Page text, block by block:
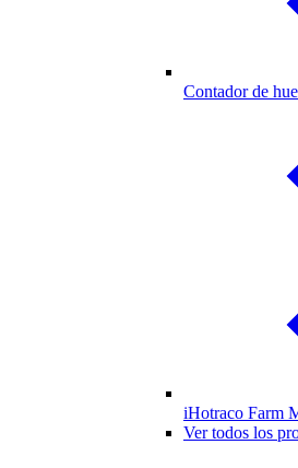
Contador de
iHotraco Farm
Ver todos los